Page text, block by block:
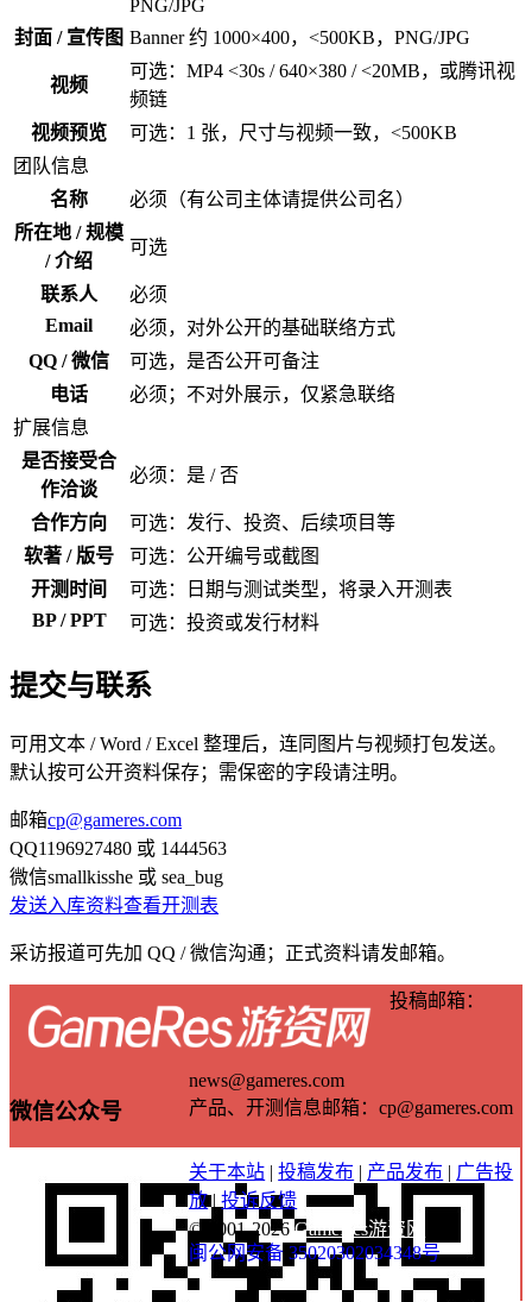
PNG/JPG
封面 / 宣传图 Banner 约 1000×400，<500KB，PNG/JPG
视频
可选：MP4 <30s / 640×380 / <20MB，或腾讯视
频链
视频预览
可选：1 张，尺寸与视频一致，<500KB
团队信息
名称
必须（有公司主体请提供公司名）
所在地 / 规模
/ 介绍
可选
联系人
必须
Email
必须，对外公开的基础联络方式
QQ / 微信
可选，是否公开可备注
电话
必须；不对外展示，仅紧急联络
扩展信息
是否接受合
作洽谈
必须：是 / 否
合作方向
可选：发行、投资、后续项目等
软著 / 版号
可选：公开编号或截图
开测时间
可选：日期与测试类型，将录入开测表
BP / PPT
可选：投资或发行材料
提交与联系
可用文本 / Word / Excel 整理后，连同图片与视频打包发送。
默认按可公开资料保存；需保密的字段请注明。
邮箱cp@gameres.com
QQ1196927480 或 1444563
微信smallkisshe 或 sea_bug
发送入库资料查看开测表
采访报道可先加 QQ / 微信沟通；正式资料请发邮箱。
微信公众号
投稿邮箱：
news@gameres.com
产品、开测信息邮箱：cp@gameres.com
关于本站 |投稿发布 | 产品发布 | 广告投
放|投诉反馈
© 2001-2026GameRes游资网
闽公网安备 35020302034348号